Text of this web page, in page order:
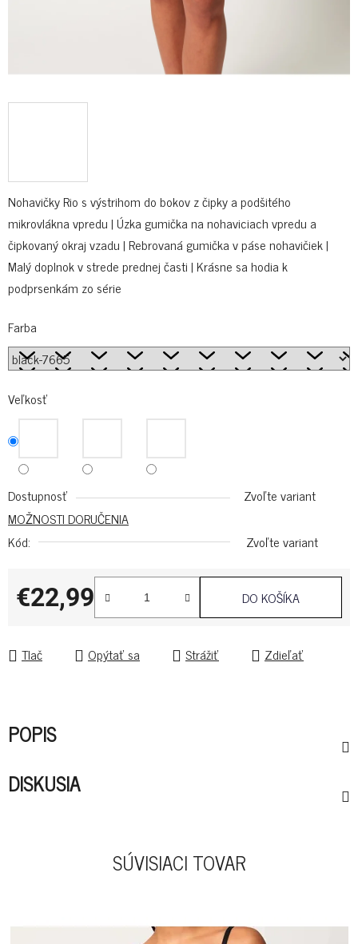
Nohavičky Rio s výstrihom do bokov z čipky a podšitého
mikrovlákna vpredu | Úzka gumička na nohaviciach vpredu a
čipkovaný okraj vzadu | Rebrovaná gumička v páse nohavičiek |
Malý doplnok v strede prednej časti | Krásne sa hodia k
podprsenkám zo série
Farba
Veľkosť
Dostupnosť
Zvoľte variant
MOŽNOSTI DORUČENIA
Kód:
Zvoľte variant
€22,99
Jednotková cena:
DO KOŠÍKA
Tlač Opýtať sa Strážiť Zdieľať
POPIS
DISKUSIA
SÚVISIACI TOVAR